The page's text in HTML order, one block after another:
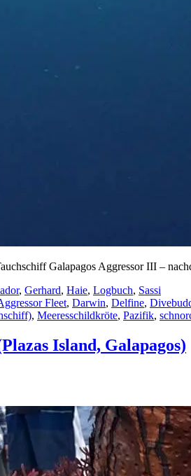
Galapagos Aggressor III –
, Gerhard, Haie, Logbuch, Sassi
Fleet, Darwin, Delfine,
, Meeresschildkröte, Pazifik,
Island, Galapagos)